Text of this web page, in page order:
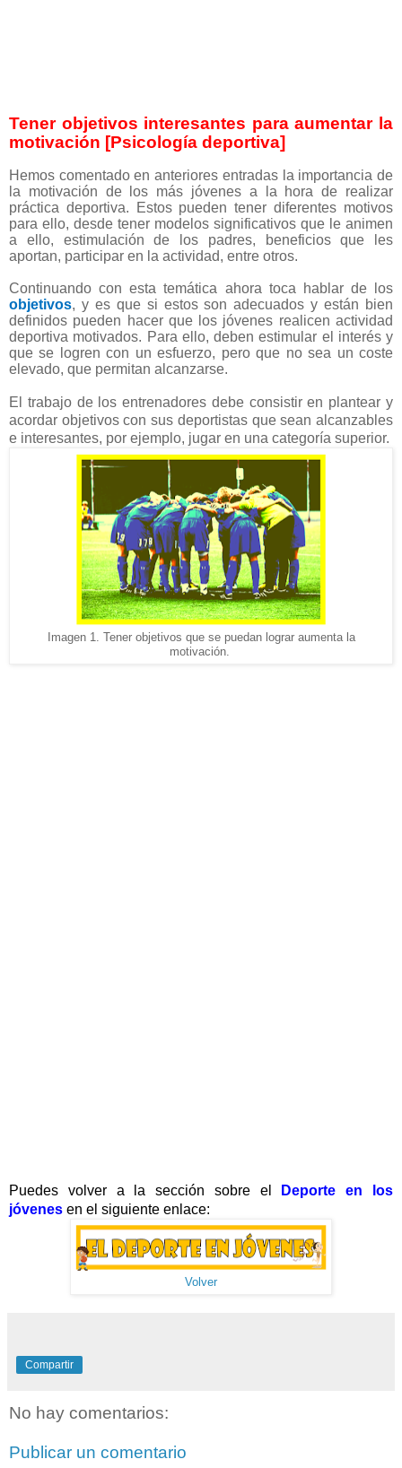
Tener objetivos interesantes para aumentar la
motivación [Psicología deportiva]
Hemos comentado en anteriores entradas la importancia de
la motivación de los más jóvenes a la hora de realizar
práctica deportiva. Estos pueden tener diferentes motivos
para ello, desde tener modelos significativos que le animen
a ello, estimulación de los padres, beneficios que les
aportan, participar en la actividad, entre otros.
Continuando con esta temática ahora toca hablar de los
objetivos, y es que si estos son adecuados y están bien
definidos pueden hacer que los jóvenes realicen actividad
deportiva motivados. Para ello, deben estimular el interés y
que se logren con un esfuerzo, pero que no sea un coste
elevado, que permitan alcanzarse.
El trabajo de los entrenadores debe consistir en plantear y
acordar objetivos con sus deportistas que sean alcanzables
e interesantes, por ejemplo, jugar en una categoría superior.
Imagen 1. Tener objetivos que se puedan lograr aumenta la
motivación.
Puedes volver a la sección sobre el
Deporte en los
jóvenes en el siguiente enlace:
Volver
Compartir
No hay comentarios:
Publicar un comentario